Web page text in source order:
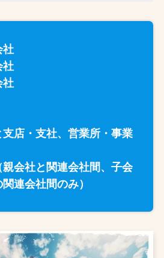
社
社
社
店・支社、営業所・事業
親会社と関連会社間、子会
連会社間のみ）